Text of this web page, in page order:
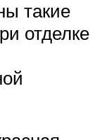
такие
отделке